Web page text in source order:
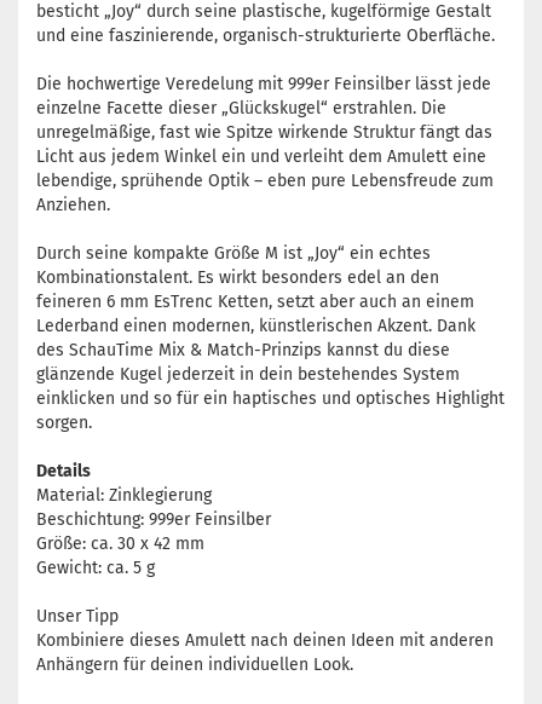
besticht „Joy“ durch seine plastische, kugelförmige Gestalt
und eine faszinierende, organisch-strukturierte Oberfläche.
Die hochwertige Veredelung mit 999er Feinsilber lässt jede
einzelne Facette dieser „Glückskugel“ erstrahlen. Die
unregelmäßige, fast wie Spitze wirkende Struktur fängt das
Licht aus jedem Winkel ein und verleiht dem Amulett eine
lebendige, sprühende Optik – eben pure Lebensfreude zum
Anziehen.
Durch seine kompakte Größe M ist „Joy“ ein echtes
Kombinationstalent. Es wirkt besonders edel an den
feineren 6 mm EsTrenc Ketten, setzt aber auch an einem
Lederband einen modernen, künstlerischen Akzent. Dank
des SchauTime Mix & Match-Prinzips kannst du diese
glänzende Kugel jederzeit in dein bestehendes System
einklicken und so für ein haptisches und optisches Highlight
sorgen.
Details
Material: Zinklegierung
Beschichtung: 999er Feinsilber
Größe: ca. 30 x 42 mm
Gewicht: ca. 5 g
Unser Tipp
Kombiniere dieses Amulett nach deinen Ideen mit anderen
Anhängern für deinen individuellen Look.